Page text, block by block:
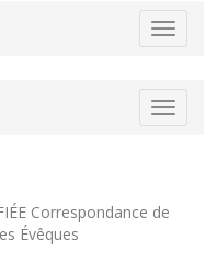
Correspondance de
Évêques